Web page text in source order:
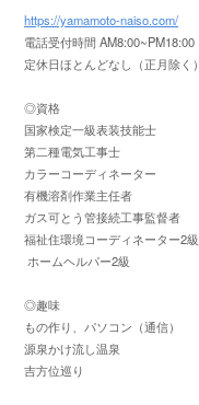
https://yamamoto-naiso.com/
電話受付時間 AM8:00~PM18:00
定休日ほとんどなし（正月除く）
◎資格
国家検定一級表装技能士
第二種電気工事士
カラーコーディネーター
有機溶剤作業主任者
ガス可とう管接続工事監督者
福祉住環境コーディネーター2級
ホームヘルパー2級
◎趣味
もの作り、パソコン（通信）
源泉かけ流し温泉
吉方位巡り